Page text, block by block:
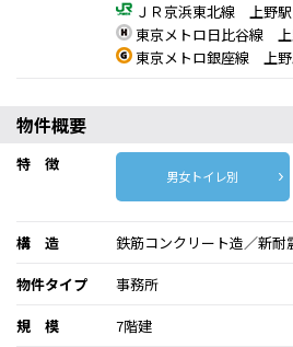
ＪＲ京浜東北線 上野
東京メトロ日比谷線
東京メトロ銀座線 上
物件概要
特 徴
男女トイレ別
構 造
鉄筋コンクリート造／新耐
物件タイプ
事務所
規 模
7階建